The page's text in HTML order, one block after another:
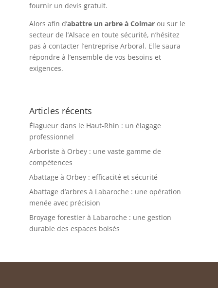
fournir un devis gratuit.
Alors afin d’abattre un arbre à Colmarou sur le
secteur de l’Alsace en toute sécurité, n’hésitez
pas à contacter l’entreprise Arboral. Elle saura
répondre à l’ensemble de vos besoins et
exigences.
Articles récents
Élagueur dans le Haut-Rhin : un élagage
professionnel
Arboriste à Orbey : une vaste gamme de
compétences
Abattage à Orbey : efficacité et sécurité
Abattage d’arbres à Labaroche : une opération
menée avec précision
Broyage forestier à Labaroche : une gestion
durable des espaces boisés